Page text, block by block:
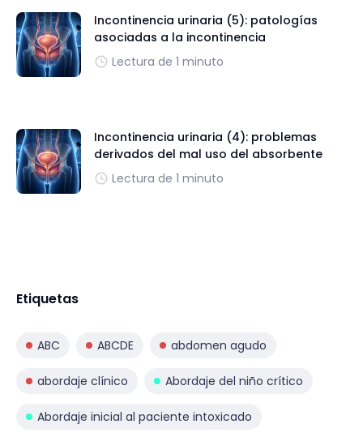
Incontinencia urinaria (5): patologías
asociadas a la incontinencia
Lectura de 1 minuto
Incontinencia urinaria (4): problemas
derivados del mal uso del absorbente
Lectura de 1 minuto
Etiquetas
ABC ABCDE abdomen agudo
abordaje clínico Abordaje del niño crítico
Abordaje inicial al paciente intoxicado